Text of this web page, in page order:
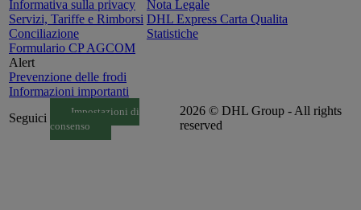
Informativa sulla privacy
Servizi, Tariffe e Rimborsi
Conciliazione
Formulario CP AGCOM
Alert
Prevenzione delle frodi
Informazioni importanti
Nota Legale
DHL Express Carta Qualita
Statistiche
Seguici
Impostazioni di
consenso
2026 © DHL Group - All rights
reserved